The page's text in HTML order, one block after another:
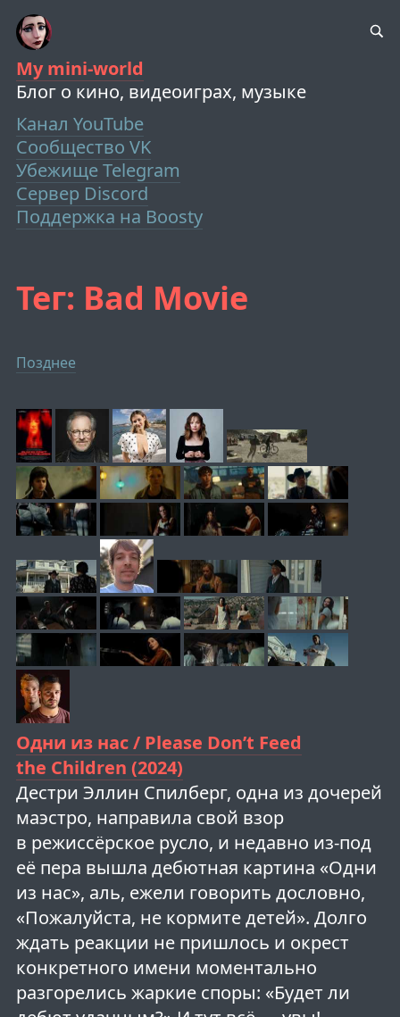
My mini-world
Блог о кино, видеоиграх, музыке
Канал YouTube
Сообщество VK
Убежище Telegram
Сервер Discord
Поддержка на Boosty
Тег: Bad Movie
Позднее
Одни из нас / Please Don’t Feed
the Children (2024)
Дестри Эллин Спилберг, одна из дочерей
маэстро, направила свой взор
в режиссёрское русло, и недавно из-под
её пера вышла дебютная картина «Одни
из нас», аль, ежели говорить дословно,
«Пожалуйста, не кормите детей». Долго
ждать реакции не пришлось и окрест
конкретного имени моментально
разгорелись жаркие споры: «Будет ли